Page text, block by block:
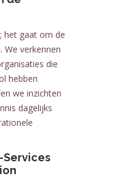
het gaat om de
We verkennen
die
hebben
we inzichten
dagelijks
Services